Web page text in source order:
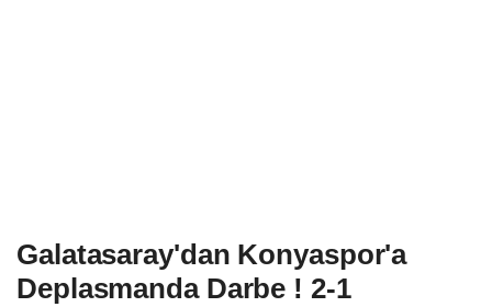
Galatasaray'dan Konyaspor'a
Deplasmanda Darbe ! 2-1